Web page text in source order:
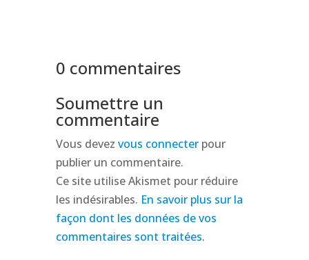
0 commentaires
Soumettre un
commentaire
Vous devez vous connecterpour
publier un commentaire.
Ce site utilise Akismet pour réduire
les indésirables. En savoir plus sur la
façon dont les données de vos
commentaires sont traitées.